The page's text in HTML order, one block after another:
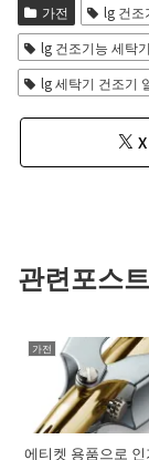
가전 lg 건조
lg 건조기능 세탁
lg 세탁기 건조기
X
관련포스트
가전
에티켓 용품으로